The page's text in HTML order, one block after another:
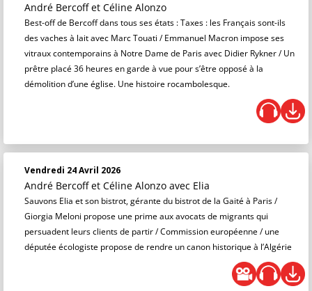
André Bercoff et Céline Alonzo
Best-off de Bercoff dans tous ses états : Taxes : les Français sont-ils
des vaches à lait avec Marc Touati / Emmanuel Macron impose ses
vitraux contemporains à Notre Dame de Paris avec Didier Rykner / Un
prêtre placé 36 heures en garde à vue pour s’être opposé à la
démolition d’une église. Une histoire rocambolesque.
Vendredi 24 Avril 2026
André Bercoff et Céline Alonzo avec Elia
Sauvons Elia et son bistrot, gérante du bistrot de la Gaité à Paris /
Giorgia Meloni propose une prime aux avocats de migrants qui
persuadent leurs clients de partir / Commission européenne / une
députée écologiste propose de rendre un canon historique à l’Algérie